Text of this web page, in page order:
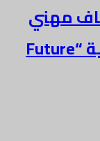
مهني
لأبناء الموظفين ضمن فعالية “Future